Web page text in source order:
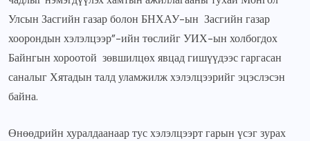
Улсын Засгийн газар болон БНХАУ-ын Засгийн газар
хоорондын хэлэлцээр”-ийн төслийгУИХ-ын холбогдох
Байнгын хороотой зөвшилцөх явцад гишүүдээс гаргасан
саналыг Хятадын талд уламжилж хэлэлцээрийг эцэслэсэн
байна.
Өнөөдрийн хуралдаанаар тус хэлэлцээрт гарын үсэг зурах